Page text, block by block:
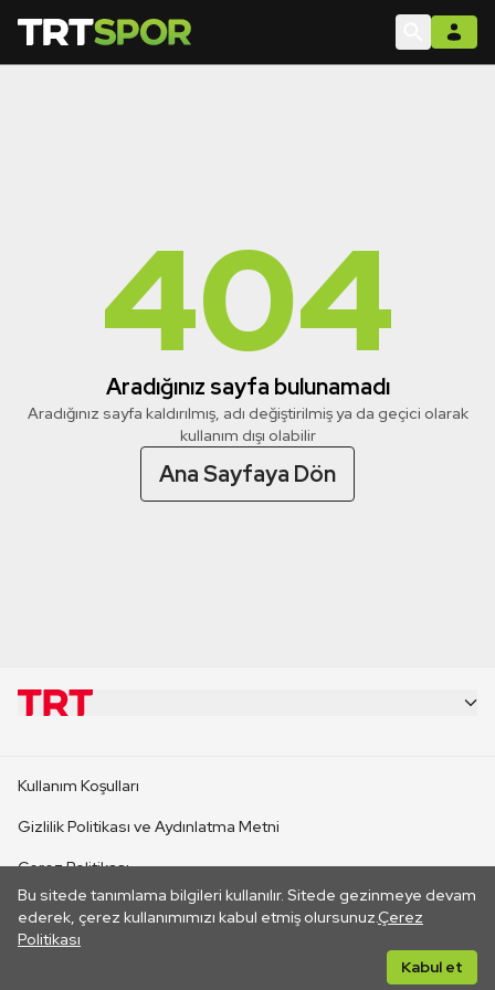
404
Aradığınız sayfa bulunamadı
Aradığınız sayfa kaldırılmış, adı değiştirilmiş ya da geçici olarak
kullanım dışı olabilir
Ana Sayfaya Dön
Bu sitede tanımlama bilgileri kullanılır. Sitede gezinmeye devam
ederek, çerez kullanımımızı kabul etmiş olursunuz.Çerez
Politikası
Kabul et
CANLI YAYINLAR
Kullanım Koşulları
Gizlilik Politikası ve Aydınlatma Metni
Çerez Politikası
İletişim
Her hakkı saklıdır. ©2026 TRT. Bağlantı yoluyla gidilen dış